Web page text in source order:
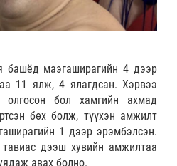
башёд маэгаширагийн 4 дээр
11 ялж, 4 ялагдсан. Хэрвээ
бол хамгийн ахмад
бөх болж, түүхэн амжилт
1 дээр эрэмбэлсэн.
дээш хувийн амжилтаа
авах болно.